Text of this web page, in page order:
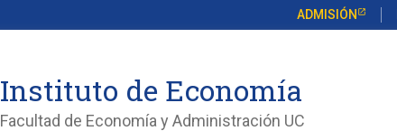
ADMISIÓN
Instituto de Economía
Facultad de Economía y Administración UC